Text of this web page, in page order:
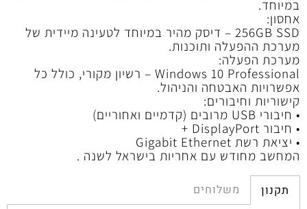
במיוחד.
אחסון:
256GB SSD – דיסק מהיר במיוחד לטעינה מיידית של
מערכת ההפעלה ותוכנות.
מערכת הפעלה:
Windows 10 Professional – רשיון מקורי, כולל כל
אפשרויות האבטחה והניהול.
קישוריות וחיבורים:
• חיבורי USB מרובים (קדמיים ואחוריים)
• חיבור DisplayPort +
• יציאת רשת Gigabit Ethernet
המחשב מחודש עם אחריות בישראל לשנה .
תקנון משלוחים